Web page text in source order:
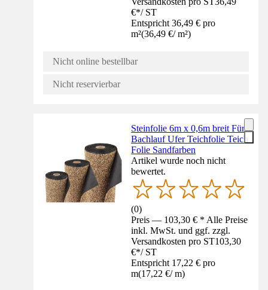
€*/ ST
Entspricht 36,49 € pro
m²(36,49 €/ m²)
Nicht online bestellbar
Nicht reservierbar
Steinfolie 6m x 0,6m breit Für
Bachlauf Ufer Teichfolie Teich
Folie Sandfarben
Artikel wurde noch nicht
bewertet.
(0)
Preis — 103,30 € * Alle Preise
inkl. MwSt. und ggf. zzgl.
Versandkosten pro ST103,30
€*/ ST
Entspricht 17,22 € pro
m(17,22 €/ m)